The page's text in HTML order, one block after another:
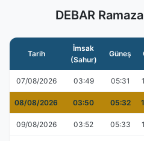
DEBAR
Tarih
İmsak
(Sahur)
Güneş
07/08/2026 03:49 05:31
08/08/2026 03:50 05:32
09/08/2026 03:52 05:33